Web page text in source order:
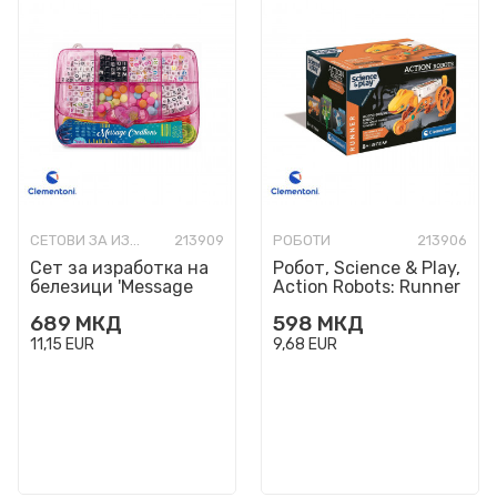
СЕТОВИ ЗА ИЗРАБОТКА 213909
Сет за изработка на
белезици 'Message
689 МКД
11,15 EUR
РОБОТИ 213906
Робот, Science & Play,
Action Robots: Runner
598 МКД
9,68 EUR